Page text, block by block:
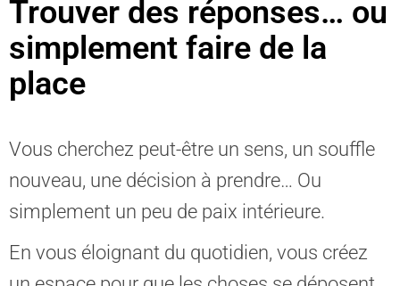
Trouver des réponses… ou
simplement faire de la
place
Vous cherchez peut-être un sens, un souffle
nouveau, une décision à prendre… Ou
simplement un peu de paix intérieure.
En vous éloignant du quotidien, vous créez